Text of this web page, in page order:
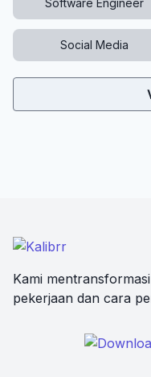
Software Engineer
Social Media
Kami
pekerjaan dan cara